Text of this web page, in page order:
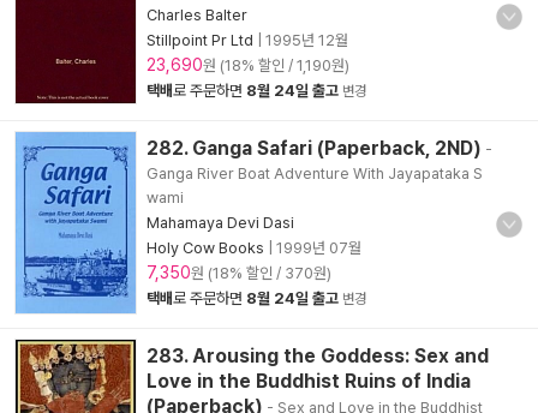
Charles Balter
Stillpoint Pr Ltd
1995년 12월
23,690원 (18% 할인 / 1,190원)
택배로 주문하면 8월 24일 출고 변경
282. Ganga Safari (Paperback, 2ND) -
Ganga River Boat Adventure With Jayapataka S
wami
Mahamaya Devi Dasi
Holy Cow Books
1999년 07월
7,350원 (18% 할인 / 370원)
택배로 주문하면 8월 24일 출고 변경
283. Arousing the Goddess: Sex and
Love in the Buddhist Ruins of India
(Paperback) - Sex and Love in the Buddhist